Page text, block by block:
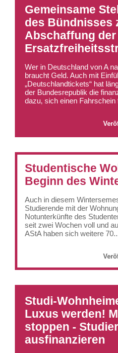
Gemeinsame
des Bündnisses
Abschaffung der
Wer in Deutschland von A
braucht Geld. Auch mit
„Deutschlandtickets“ hat
der Bundesrepublik die
dazu, sich einen
Studentische
Beginn des
Auch in diesem
Studierende mit der
Notunterkünfte des
seit zwei Wochen voll und
AStA haben sich weitere
Studi-
Luxus werden!
stoppen -
ausfinanzieren